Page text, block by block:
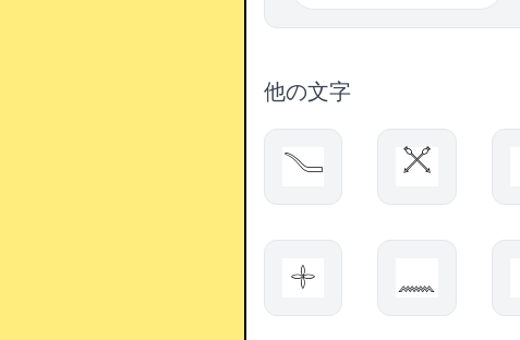
他の文字
𓄏 𓌖
𓇬 𓈖